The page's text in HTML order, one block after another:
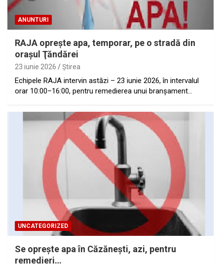
ANUNTURI
RAJA opreşte apa, temporar, pe o stradă din
oraşul Ţăndărei
23 iunie 2026 Ştirea
Echipele RAJA intervin astăzi – 23 iunie 2026, în intervalul
orar 10:00–16:00, pentru remedierea unui branșament…
UNCATEGORIZED
Se opreşte apa în Căzăneşti, azi, pentru
remedieri…